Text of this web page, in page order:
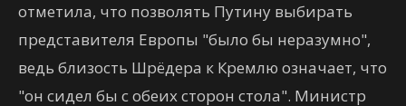
отметила, что позволять Путину выбирать
представителя Европы "было бы неразумно",
ведь близость Шрёдера к Кремлю означает, что
"он сидел бы с обеих сторон стола". Министр